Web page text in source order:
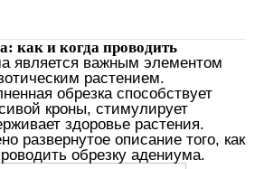
как и когда проводить
является важным элементом
растением.
обрезка способствует
кроны, стимулирует
здоровье растения.
развернутое описание того, как
обрезку адениума.